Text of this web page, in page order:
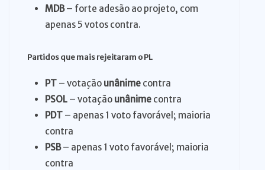
MDB– forte adesão ao projeto, com
apenas 5 votos contra.
Partidos que mais rejeitaram o PL
PT – votação unânime contra
PSOL – votação unânime contra
PDT – apenas 1 voto favorável; maioria
contra
PSB– apenas 1 voto favorável; maioria
contra